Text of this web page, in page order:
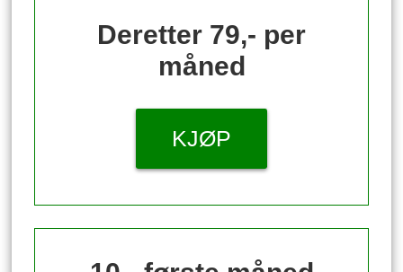
Deretter 79,- per
måned
KJØP